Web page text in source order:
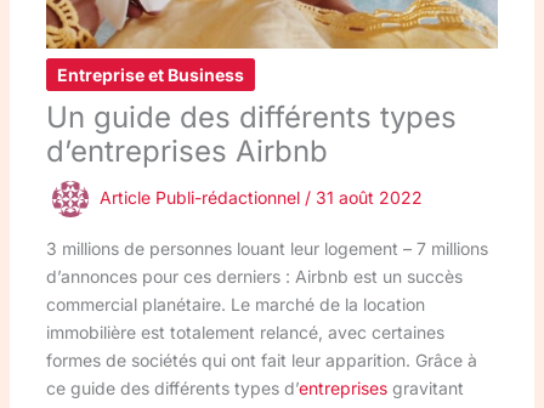
Entreprise et Business
Un guide des différents types
d’entreprises Airbnb
Article Publi-rédactionnel / 31 août 2022
3 millions de personnes louant leur logement – 7 millions
d’annonces pour ces derniers : Airbnb est un succès
commercial planétaire. Le marché de la location
immobilière est totalement relancé, avec certaines
formes de sociétés qui ont fait leur apparition. Grâce à
ce guide des différents types d’entreprisesgravitant